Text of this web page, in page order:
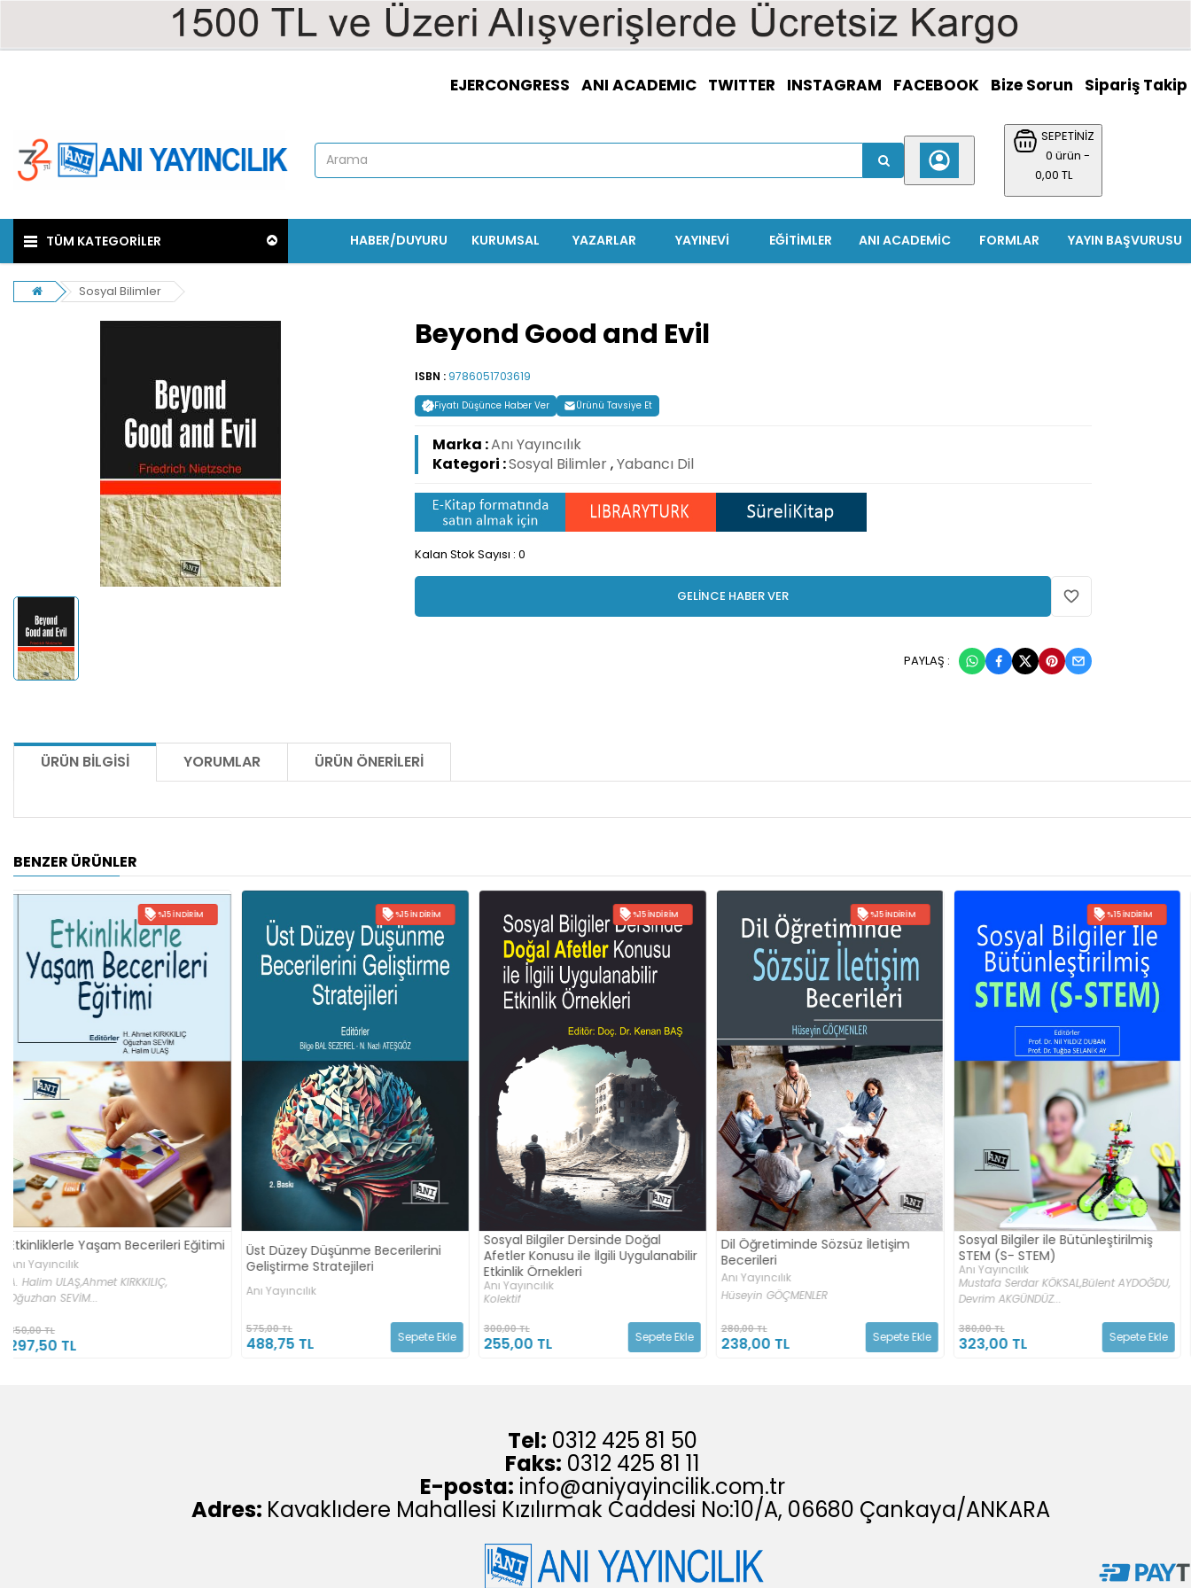
EJERCONGRESS ANI ACADEMIC TWITTER INSTAGRAM FACEBOOK Bize Sorun Sipariş Takip
SEPETİNİZ
0 ürün -
0,00 TL
TÜM KATEGORİLER YAYIN BAŞVURUSU
FORMLAR
ANI ACADEMIC
EĞITIMLER
YAYINEVİ
YAZARLAR
KURUMSAL
HABER/DUYURU
Sosyal Bilimler
Beyond Good and Evil
ISBN : 9786051703619
Fiyatı Düşünce Haber Ver Ürünü Tavsiye Et
Marka :Anı Yayıncılık
Kategori :Sosyal Bilimler,Yabancı Dil
Kalan Stok Sayısı : 0
GELİNCE HABER VER
PAYLAŞ :
ÜRÜN BILGISI YORUMLAR ÜRÜN ÖNERILERI
BENZER ÜRÜNLER
%15 İNDIRIM
Üst Düzey Düşünme Becerilerini
Geliştirme Stratejileri
Anı Yayıncılık
575,00 TL
488,75 TL
%15 İNDIRIM
Afetler Konusu ile İlgili Uygulanabilir
Etkinlik Örnekleri
Anı Yayıncılık
Kolektif
300,00 TL
255,00 TL Sepete Ekle
%15 İNDIRIM
Dil Öğretiminde Sözsüz İletişim
Becerileri
Anı Yayıncılık
Hüseyin GÖÇMENLER
280,00 TL
238,00 TL Sepete Ekle
%15 İNDIRIM
Sosyal Bilgiler ile Bütünleştirilmiş
STEM (S- STEM)
Anı Yayıncılık
Mustafa Serdar KÖKSAL,
Devrim AKGÜNDÜZ...
380,00 TL
323,00 TL Sepete Ekle
%15 İNDIRIM
Sosyokültürel Bakış Açısından Ana
Babalık
Anı Yayıncılık
Aylin Saltürk,Tülin Şener
250,00 TL
212,50 TL
Tel: 0312 425 81 50
Faks: 0312 425 81 11
E-posta: info@aniyayincilik.com.tr
Adres: Kavaklıdere Mahallesi Kızılırmak Caddesi No:10/A, 06680 Çankaya/ANKARA